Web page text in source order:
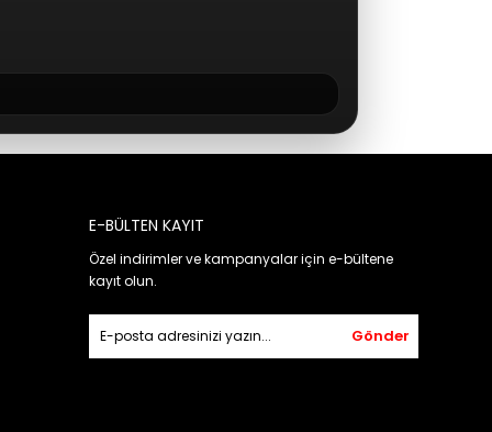
E-BÜLTEN KAYIT
Özel indirimler ve kampanyalar için e-bültene
kayıt olun.
Gönder